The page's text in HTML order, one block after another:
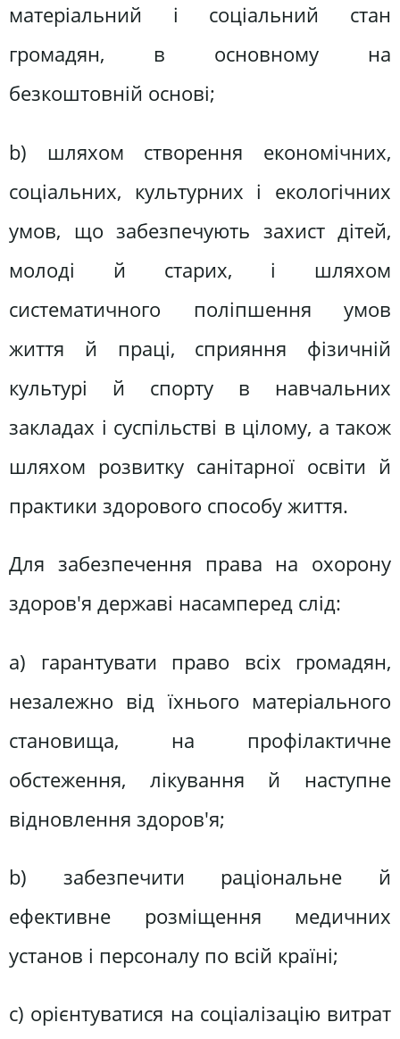
матеріальний і соціальний стан
громадян, в основному на
безкоштовній основі;
b) шляхом створення економічних,
соціальних, культурних і екологічних
умов, що забезпечують захист дітей,
молоді й старих, і шляхом
систематичного поліпшення умов
життя й праці, сприяння фізичній
культурі й спорту в навчальних
закладах і суспільстві в цілому, а також
шляхом розвитку санітарної освіти й
практики здорового способу життя.
Для забезпечення права на охорону
здоров'я державі насамперед слід:
а) гарантувати право всіх громадян,
незалежно від їхнього матеріального
становища, на профілактичне
обстеження, лікування й наступне
відновлення здоров'я;
b) забезпечити раціональне й
ефективне розміщення медичних
установ і персоналу по всій країні;
с) орієнтуватися на соціалізацію витрат